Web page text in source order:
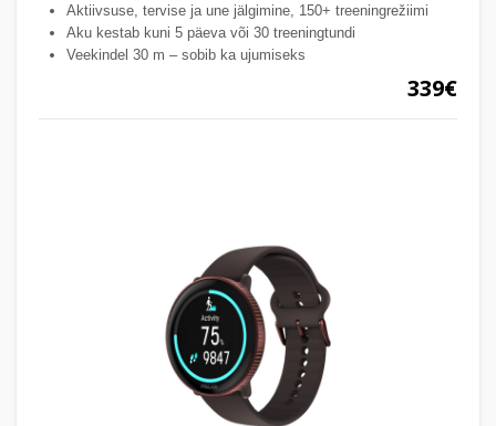
Aktiivsuse, tervise ja une jälgimine, 150+ treeningrežiimi
Aku kestab kuni 5 päeva või 30 treeningtundi
Veekindel 30 m – sobib ka ujumiseks
339€